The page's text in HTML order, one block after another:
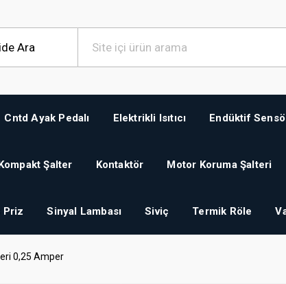
Cntd Ayak Pedalı Elektrikli Isıtıcı Endüktif
Şalter Kontaktör Motor Koruma Şalteri
Priz Sinyal Lambası Siviç Termik Röle
0,25 Amper